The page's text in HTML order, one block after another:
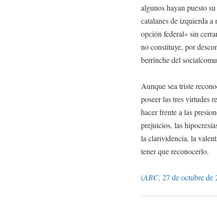
algunos hayan puesto
catalanes de izquierda
opción federal» sin
no constituye, por
berrinche del
Aunque sea triste
poseer las tres virtudes
hacer frente a las
prejuicios, las
la clarividencia, la
tener que reconocerlo.
(ABC, 27 de octubre de